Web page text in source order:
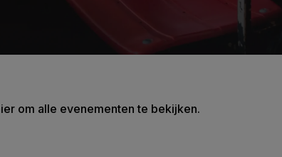
om alle evenementen te bekijken.